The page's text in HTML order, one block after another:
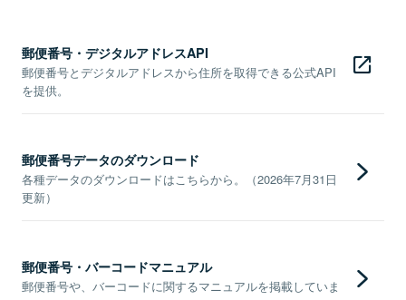
郵便番号・デジタルアドレスAPI
郵便番号とデジタルアドレスから住所を取得できる公式API
を提供。
郵便番号データのダウンロード
各種データのダウンロードはこちらから。（2026年7月31日
更新）
郵便番号・バーコードマニュアル
郵便番号や、バーコードに関するマニュアルを掲載していま